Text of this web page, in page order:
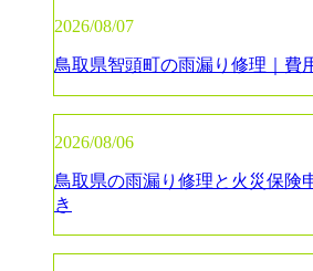
2026/08/07
鳥取県智頭町の雨漏り修理｜費
2026/08/06
鳥取県の雨漏り修理と火災保険
き